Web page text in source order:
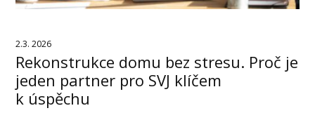
2.3. 2026
Rekonstrukce domu bez stresu. Proč je
jeden partner pro SVJ klíčem
k úspěchu